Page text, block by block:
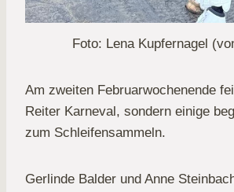
Foto: Lena Kupfernagel
Am zweiten Februarwochenende
Reiter Karneval, sondern einige
zum Schleifensammeln.
Gerlinde Balder und Anne